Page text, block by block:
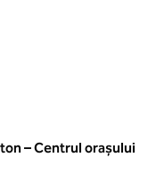
– Centrul orașului